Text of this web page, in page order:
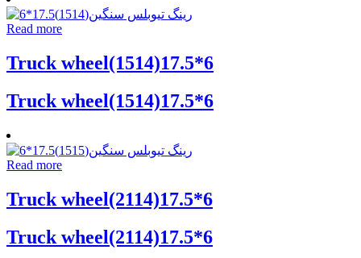
Read more
Truck wheel(1514)17.5*6
Truck wheel(1514)17.5*6
Read more
Truck wheel(2114)17.5*6
Truck wheel(2114)17.5*6